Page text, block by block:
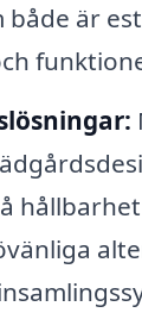
både är